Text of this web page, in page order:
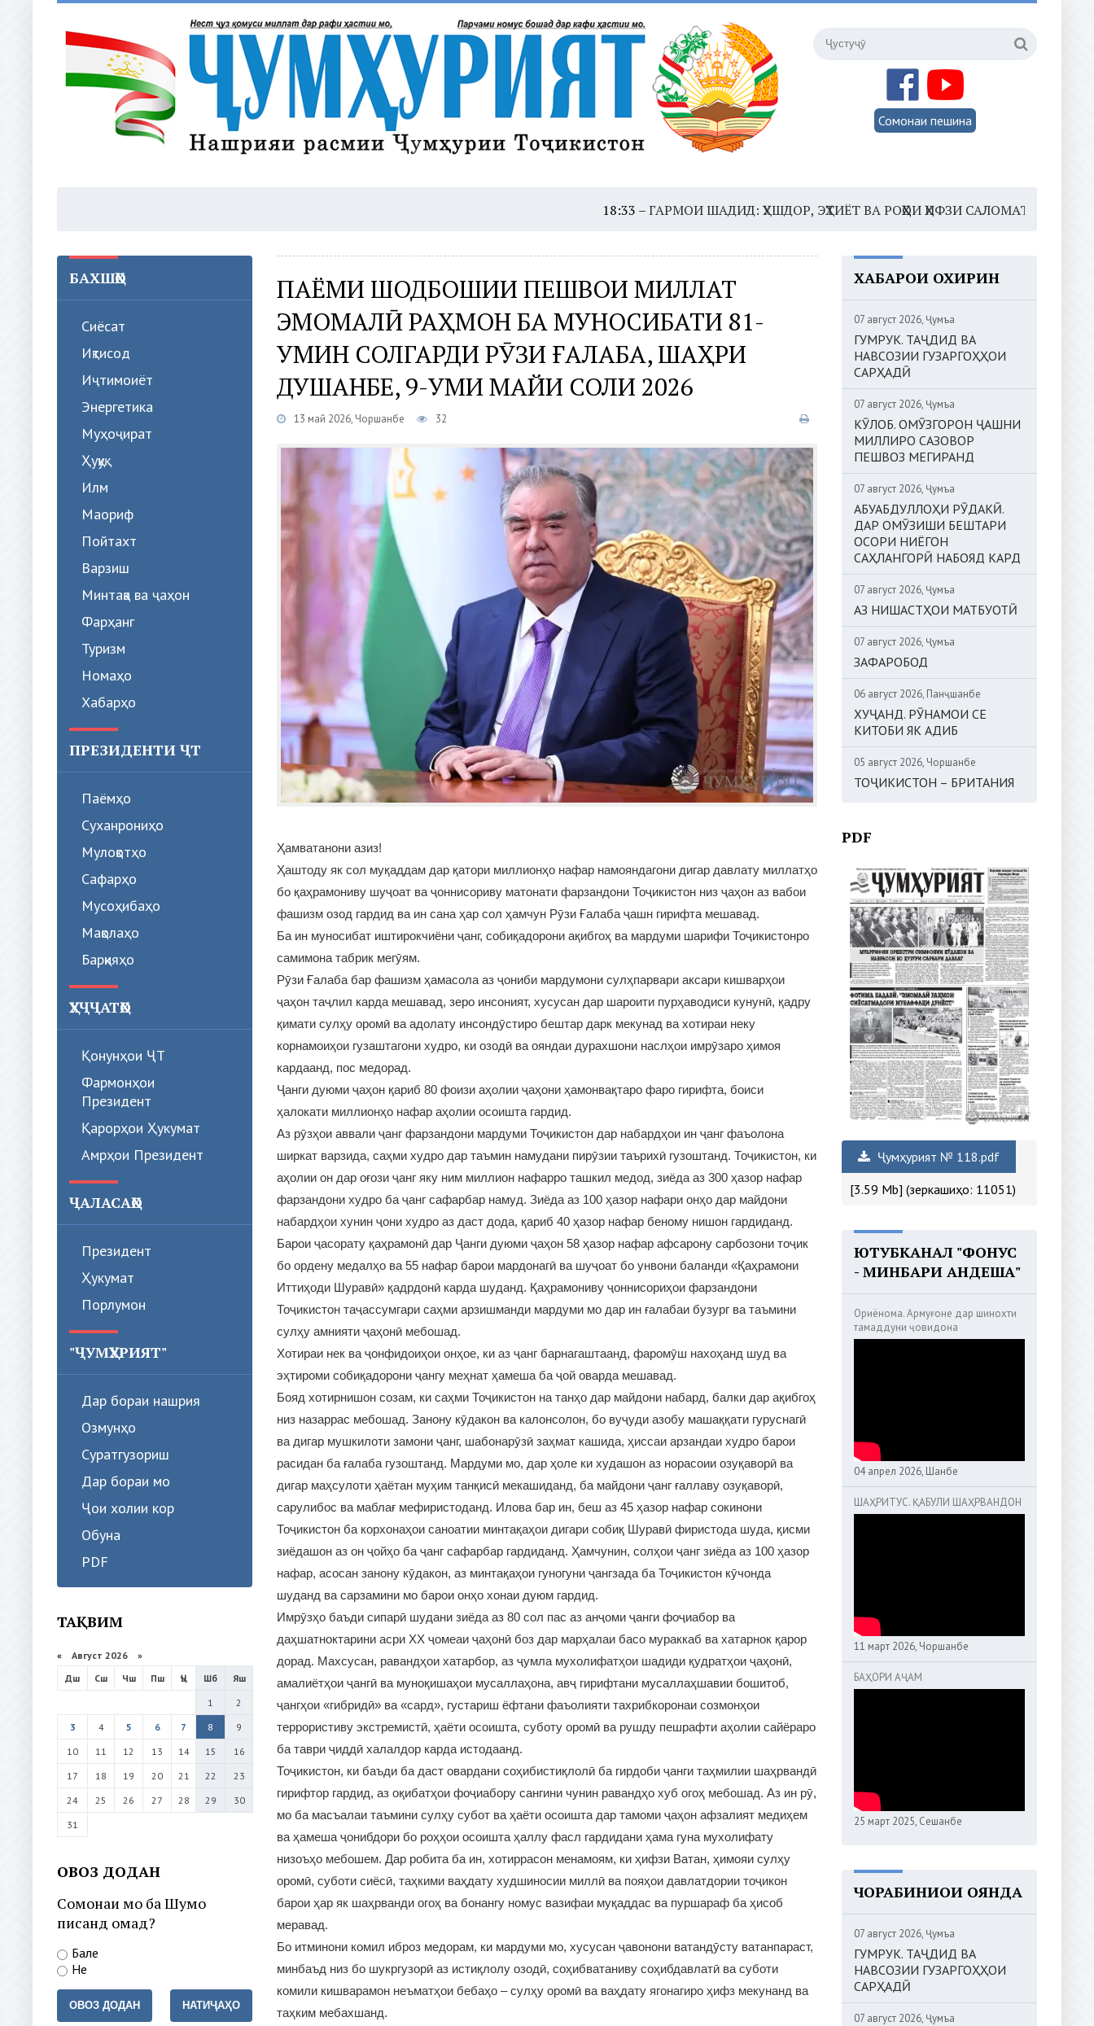
Сомонаи пешина
ГАРМОИ ШАДИД: ҲУШДОР, ЭҲТИЁТ ВА РОҲҲОИ ҲИФЗИ САЛОМАТӢ16:35 –
БАХШҲО
Сиёсат
Иқтисод
Иҷтимоиёт
Энергетика
Муҳоҷират
Ҳуқуқ
Илм
Маориф
Пойтахт
Варзиш
Минтақа ва ҷаҳон
Фарҳанг
Туризм
Номаҳо
Хабарҳо
ПРЕЗИДЕНТИ ҶТ
Паёмҳо
Суханрониҳо
Мулоқотҳо
Сафарҳо
Мусоҳибаҳо
Мақолаҳо
Барқияҳо
ҲУҶҶАТҲО
Қонунҳои ҶТ
Фармонҳои
Президент
Қарорҳои Ҳукумат
Амрҳои Президент
ҶАЛАСАҲО
Президент
Ҳукумат
Порлумон
"ҶУМҲУРИЯТ"
Дар бораи нашрия
Озмунҳо
Суратгузориш
Дар бораи мо
Ҷои холии кор
Обуна
PDF
ТАҚВИМ
« Август 2026 »
Дш
Сш Чш Пш Ҷъ Шб
Яш
1
2
3
4 5 6 7 8
9
10
11 12 13 14 15
16
17
18 19 20 21 22
23
24
25 26 27 28 29
30
31
ОВОЗ ДОДАН
Сомонаи мо ба Шумо
писанд омад?
Бале
Не
ОВОЗ ДОДАН НАТИҶАҲО
ПАЁМИ ШОДБОШИИ ПЕШВОИ МИЛЛАТ
ЭМОМАЛӢ РАҲМОН БА МУНОСИБАТИ 81-
УМИН СОЛГАРДИ РӮЗИ ҒАЛАБА, ШАҲРИ
ДУШАНБЕ, 9-УМИ МАЙИ СОЛИ 2026
13 май 2026, Чоршанбе 32
Ҳамватанони азиз!
Ҳаштоду як сол муқаддам дар қатори миллионҳо нафар намояндагони дигар давлату миллатҳо
бо қаҳрамониву шуҷоат ва ҷоннисориву матонати фарзандони Тоҷикистон низ ҷаҳон аз вабои
фашизм озод гардид ва ин сана ҳар сол ҳамчун Рӯзи Ғалаба ҷашн гирифта мешавад.
Ба ин муносибат иштирокчиёни ҷанг, собиқадорони ақибгоҳ ва мардуми шарифи Тоҷикистонро
самимона табрик мегӯям.
Рӯзи Ғалаба бар фашизм ҳамасола аз ҷониби мардумони сулҳпарвари аксари кишварҳои
ҷаҳон таҷлил карда мешавад, зеро инсоният, хусусан дар шароити пурҳаводиси кунунӣ, қадру
қимати сулҳу оромӣ ва адолату инсондӯстиро бештар дарк мекунад ва хотираи неку
корнамоиҳои гузаштагони худро, ки озодӣ ва ояндаи дурахшони наслҳои имрӯзаро ҳимоя
кардаанд, пос медорад.
Ҷанги дуюми ҷаҳон қариб 80 фоизи аҳолии ҷаҳони ҳамонвақтаро фаро гирифта, боиси
ҳалокати миллионҳо нафар аҳолии осоишта гардид.
Аз рӯзҳои аввали ҷанг фарзандони мардуми Тоҷикистон дар набардҳои ин ҷанг фаъолона
ширкат варзида, саҳми худро дар таъмин намудани пирӯзии таърихӣ гузоштанд. Тоҷикистон, ки
аҳолии он дар оғози ҷанг яку ним миллион нафарро ташкил медод, зиёда аз 300 ҳазор нафар
фарзандони худро ба ҷанг сафарбар намуд. Зиёда аз 100 ҳазор нафари онҳо дар майдони
набардҳои хунин ҷони худро аз даст дода, қариб 40 ҳазор нафар беному нишон гардиданд.
Барои ҷасорату қаҳрамонӣ дар Ҷанги дуюми ҷаҳон 58 ҳазор нафар афсарону сарбозони тоҷик
бо ордену медалҳо ва 55 нафар барои мардонагӣ ва шуҷоат бо унвони баланди «Қаҳрамони
Иттиҳоди Шуравӣ» қадрдонӣ карда шуданд. Қаҳрамониву ҷоннисориҳои фарзандони
Тоҷикистон таҷассумгари саҳми арзишманди мардуми мо дар ин ғалабаи бузург ва таъмини
сулҳу амнияти ҷаҳонӣ мебошад.
Хотираи нек ва ҷонфидоиҳои онҳое, ки аз ҷанг барнагаштаанд, фаромӯш нахоҳанд шуд ва
эҳтироми собиқадорони ҷангу меҳнат ҳамеша ба ҷой оварда мешавад.
Бояд хотирнишон созам, ки саҳми Тоҷикистон на танҳо дар майдони набард, балки дар ақибгоҳ
низ назаррас мебошад. Занону кӯдакон ва калонсолон, бо вуҷуди азобу машаққати гуруснагӣ
ва дигар мушкилоти замони ҷанг, шабонарӯзӣ заҳмат кашида, ҳиссаи арзандаи худро барои
расидан ба ғалаба гузоштанд. Мардуми мо, дар ҳоле ки худашон аз норасоии озуқаворӣ ва
дигар маҳсулоти ҳаётан муҳим танқисӣ мекашиданд, ба майдони ҷанг ғаллаву озуқаворӣ,
сарулибос ва маблағ мефиристоданд. Илова бар ин, беш аз 45 ҳазор нафар сокинони
Тоҷикистон ба корхонаҳои саноатии минтақаҳои дигари собиқ Шуравӣ фиристода шуда, қисми
зиёдашон аз он ҷойҳо ба ҷанг сафарбар гардиданд. Ҳамчунин, солҳои ҷанг зиёда аз 100 ҳазор
нафар, асосан занону кӯдакон, аз минтақаҳои гуногуни ҷангзада ба Тоҷикистон кӯчонда
шуданд ва сарзамини мо барои онҳо хонаи дуюм гардид.
Имрӯзҳо баъди сипарӣ шудани зиёда аз 80 сол пас аз анҷоми ҷанги фоҷиабор ва
даҳшатноктарини асри XX ҷомеаи ҷаҳонӣ боз дар марҳалаи басо мураккаб ва хатарнок қарор
дорад. Махсусан, равандҳои хатарбор, аз ҷумла мухолифатҳои шадиди қудратҳои ҷаҳонӣ,
амалиётҳои ҷангӣ ва муноқишаҳои мусаллаҳона, авҷ гирифтани мусаллаҳшавии бошитоб,
ҷангҳои «гибридӣ» ва «сард», густариш ёфтани фаъолияти тахрибкоронаи созмонҳои
террористиву экстремистӣ, ҳаёти осоишта, суботу оромӣ ва рушду пешрафти аҳолии сайёраро
ба таври ҷиддӣ халалдор карда истодаанд.
Тоҷикистон, ки баъди ба даст овардани соҳибистиқлолӣ ба гирдоби ҷанги таҳмилии шаҳрвандӣ
гирифтор гардид, аз оқибатҳои фоҷиабору сангини чунин равандҳо хуб огоҳ мебошад. Аз ин рӯ,
мо ба масъалаи таъмини сулҳу субот ва ҳаёти осоишта дар тамоми ҷаҳон афзалият медиҳем
ва ҳамеша ҷонибдори бо роҳҳои осоишта ҳаллу фасл гардидани ҳама гуна мухолифату
низоъҳо мебошем. Дар робита ба ин, хотиррасон менамоям, ки ҳифзи Ватан, ҳимояи сулҳу
оромӣ, суботи сиёсӣ, таҳкими ваҳдату худшиносии миллӣ ва пояҳои давлатдории тоҷикон
барои ҳар як шаҳрванди огоҳ ва бонангу номус вазифаи муқаддас ва пуршараф ба ҳисоб
меравад.
Бо итминони комил иброз медорам, ки мардуми мо, хусусан ҷавонони ватандӯсту ватанпараст,
минбаъд низ бо шукргузорӣ аз истиқлолу озодӣ, соҳибватаниву соҳибдавлатӣ ва суботи
комили кишварамон неъматҳои бебаҳо – сулҳу оромӣ ва ваҳдату ягонагиро ҳифз мекунанд ва
таҳким мебахшанд.
ХАБАРҲОИ ОХИРИН
07 август 2026, Ҷумъа
ГУМРУК. ТАҶДИД ВА
НАВСОЗИИ ГУЗАРГОҲҲОИ
САРҲАДӢ
07 август 2026, Ҷумъа
КӮЛОБ. ОМӮЗГОРОН ҶАШНИ
МИЛЛИРО САЗОВОР
ПЕШВОЗ МЕГИРАНД
07 август 2026, Ҷумъа
АБУАБДУЛЛОҲИ РӮДАКӢ.
ДАР ОМӮЗИШИ БЕШТАРИ
ОСОРИ НИЁГОН
САҲЛАНГОРӢ НАБОЯД КАРД
07 август 2026, Ҷумъа
АЗ НИШАСТҲОИ МАТБУОТӢ
07 август 2026, Ҷумъа
ЗАФАРОБОД
06 август 2026, Панҷшанбе
ХУҶАНД. РӮНАМОИ СЕ
КИТОБИ ЯК АДИБ
05 август 2026, Чоршанбе
ТОҶИКИСТОН – БРИТАНИЯ
PDF
Ҷумҳурият № 118.pdf
[3.59 Mb] (зеркашиҳо: 11051)
ЮТУБКАНАЛ "ФОНУС
- МИНБАРИ АНДЕША"
Ориёнома. Армуғоне дар шинохти
тамаддуни ҷовидона
04 апрел 2026, Шанбе
ШАҲРИТУС. ҚАБУЛИ ШАҲРВАНДОН
11 март 2026, Чоршанбе
БАҲОРИ АҶАМ
25 март 2025, Сешанбе
ЧОРАБИНИҲОИ ОЯНДА
07 август 2026, Ҷумъа
ГУМРУК. ТАҶДИД ВА
НАВСОЗИИ ГУЗАРГОҲҲОИ
САРҲАДӢ
07 август 2026, Ҷумъа